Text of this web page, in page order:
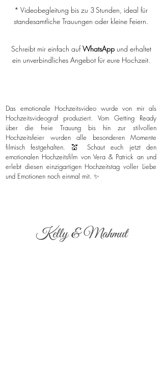
* Videobegleitung bis zu 3 Stunden, ideal für
standesamtliche Trauungen oder kleine Feiern.
Schreibt mir einfach aufWhatsAppund erhaltet
ein unverbindliches Angebot für eure Hochzeit.
Das emotionale Hochzeitsvideo wurde von mir als
Hochzeitsvideograf produziert. Vom Getting Ready
über die freie Trauung bis hin zur stilvollen
Hochzeitsfeier wurden alle besonderen Momente
filmisch festgehalten. 💒 Schaut euch jetzt den
emotionalen Hochzeitsfilm von Vera & Patrick an und
erlebt diesen einzigartigen Hochzeitstag voller Liebe
und Emotionen noch einmal mit. ✨
Kelly & Mahmut